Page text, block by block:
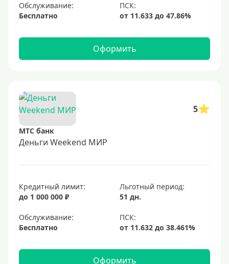
Обслуживание:
Бесплатно
Оформить
5
МТС банк
Деньги Weekend МИР
Кредитный лимит:
до 1 000 000 ₽
Льготный период:
51 дн.
Обслуживание:
Бесплатно
Оформить